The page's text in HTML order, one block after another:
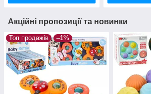
Акційні пропозиції та новинки
Топ продажів –1%